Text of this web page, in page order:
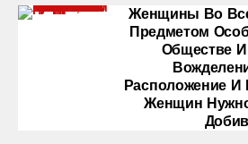
Женщины Во
Предметом
Обществе
Расположение И
Женщин